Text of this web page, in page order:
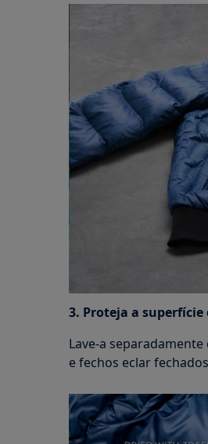
3. Proteja a superfície
Lave-a
e fechos eclar